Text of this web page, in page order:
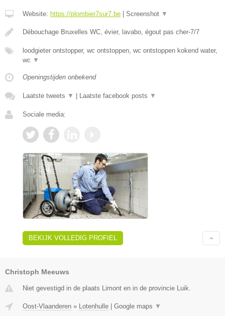
Website: https://plombier7sur7.be Screenshot ▼
Débouchage Bruxelles WC, évier, lavabo, égout pas cher-7/7
loodgieter ontstopper, wc ontstoppen, wc ontstoppen kokend water,
wc ▼
Openingstijden onbekend
Laatste tweets ▼ Laatste facebook posts ▼
Sociale media:
BEKIJK VOLLEDIG PROFIEL
Christoph Meeuws
Niet gevestigd in de plaats Limont en in de provincie Luik.
Oost-Vlaanderen » Lotenhulle Google maps ▼